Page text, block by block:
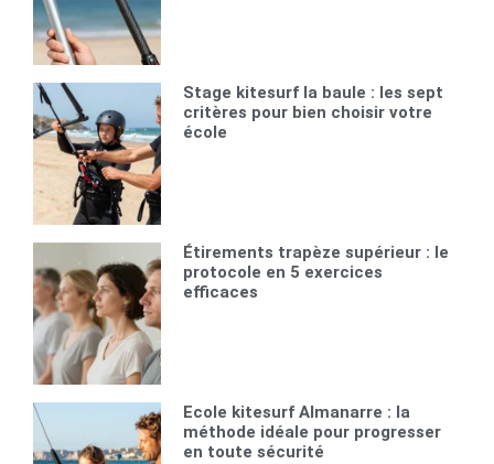
Stage kitesurf la baule : les sept
critères pour bien choisir votre
école
Étirements trapèze supérieur : le
protocole en 5 exercices
efficaces
Ecole kitesurf Almanarre : la
méthode idéale pour progresser
en toute sécurité